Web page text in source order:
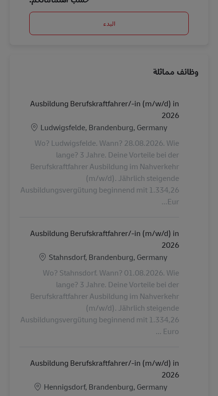
البدء
وظائف مماثلة
Ausbildung Berufskraftfahrer/-in (m/w/d) in
2026
الموقع
Ludwigsfelde, Brandenburg, Germany
Wo? Ludwigsfelde. Wann? 28.08.2026. Wie
lange? 3 Jahre. Deine Vorteile bei der
Berufskraftfahrer Ausbildung im Nahverkehr
(m/w/d). Jährlich steigende
Ausbildungsvergütung beginnend mit 1.334,26
Eur...
Ausbildung Berufskraftfahrer/-in (m/w/d) in
2026
الموقع
Stahnsdorf, Brandenburg, Germany
Wo? Stahnsdorf. Wann? 01.08.2026. Wie
lange? 3 Jahre. Deine Vorteile bei der
Berufskraftfahrer Ausbildung im Nahverkehr
(m/w/d). Jährlich steigende
Ausbildungsvergütung beginnend mit 1.334,26
Euro ...
Ausbildung Berufskraftfahrer/-in (m/w/d) in
2026
الموقع
Hennigsdorf, Brandenburg, Germany